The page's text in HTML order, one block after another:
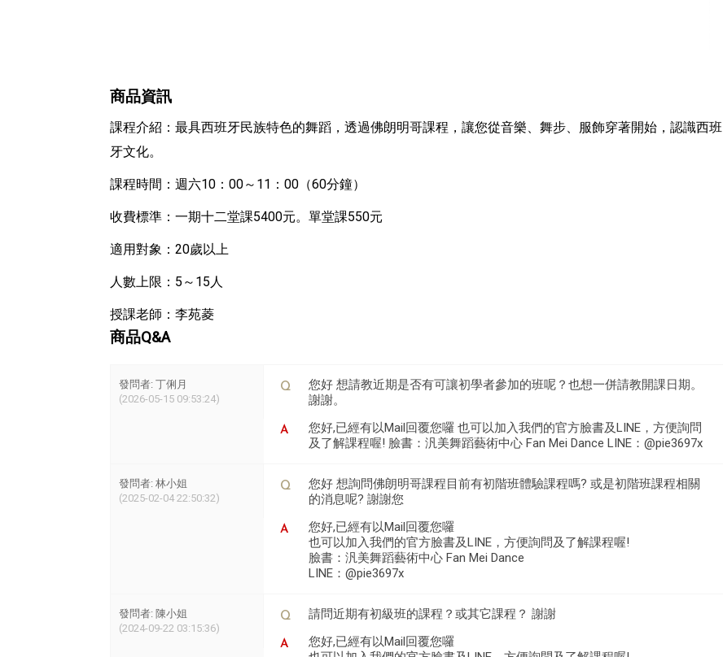
商品資訊
課程介紹：最具西班牙民族特色的舞蹈，透過佛朗明哥課程，讓您從音樂、舞步、服飾穿著開始，認識西班
牙文化。
課程時間：週六10：00～11：00（60分鐘）
收費標準：一期十二堂課5400元。單堂課550元
適用對象：20歲以上
人數上限：5～15人
授課老師：李苑菱
商品Q&A
發問者: 丁俐月
(2026-05-15 09:53:24)
您好 想請教近期是否有可讓初學者參加的班呢？也想一併請教開課日期。
謝謝。
您好,已經有以Mail回覆您囉 也可以加入我們的官方臉書及LINE，方便詢問
及了解課程喔! 臉書：汎美舞蹈藝術中心 Fan Mei Dance LINE：@pie3697x
發問者: 林小姐
(2025-02-04 22:50:32)
您好 想詢問佛朗明哥課程目前有初階班體驗課程嗎? 或是初階班課程相關
的消息呢? 謝謝您
您好,已經有以Mail回覆您囉
也可以加入我們的官方臉書及LINE，方便詢問及了解課程喔!
臉書：汎美舞蹈藝術中心 Fan Mei Dance
LINE：@pie3697x
發問者: 陳小姐
(2024-09-22 03:15:36)
請問近期有初級班的課程？或其它課程？ 謝謝
您好,已經有以Mail回覆您囉